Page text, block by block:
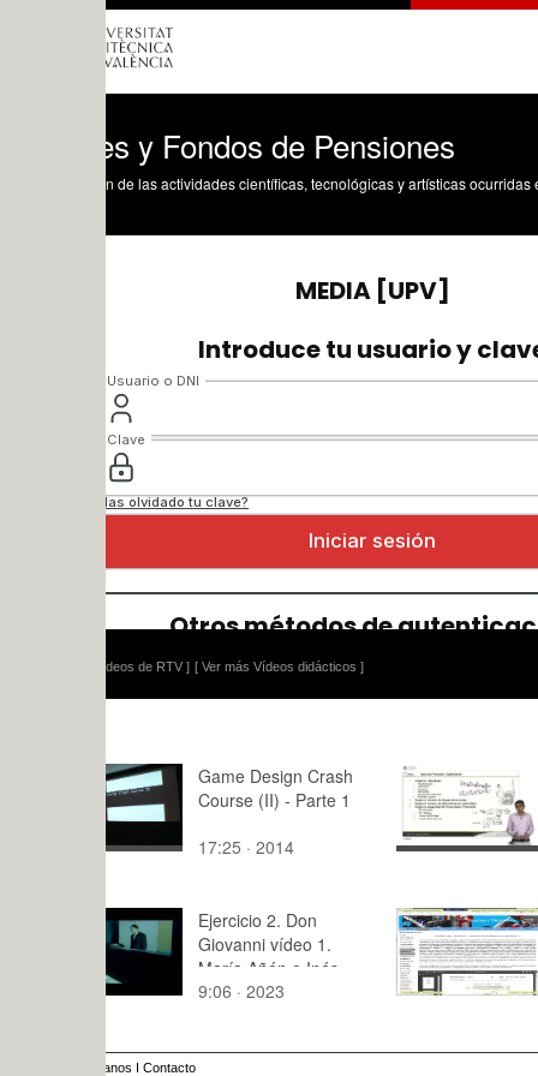
y Fondos de Pensiones
de las actividades científicas, tecnológicas y artísticas ocurridas en los tres
[ Ver más Vídeos didácticos ]
Game Design Crash
Course (II) - Parte 1
17:25 · 2014
Tipos de
4:14 · 2016
Ejercicio 2. Don
Giovanni vídeo 1.
María Añón e Inés
Castillo.
9:06 · 2023
Máquinas
TM -
Tramo 07
10:03 ·